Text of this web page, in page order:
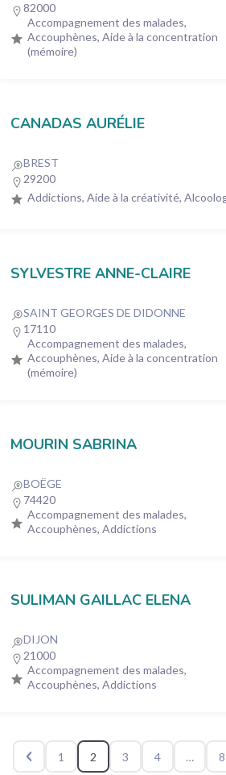
82000
Accompagnement des malades,
Accouphènes, Aide à la concentration
(mémoire)
CANADAS AURÉLIE
BREST
29200
Addictions, Aide à la créativité,
SYLVESTRE ANNE-CLAIRE
SAINT GEORGES DE DIDONNE
17110
Accompagnement des malades,
Accouphènes, Aide à la concentration
(mémoire)
MOURIN SABRINA
BOËGE
74420
Accompagnement des malades,
Accouphènes, Addictions
SULIMAN GAILLAC ELENA
DIJON
21000
Accompagnement des malades,
Accouphènes, Addictions
1 2 3 4 … 8